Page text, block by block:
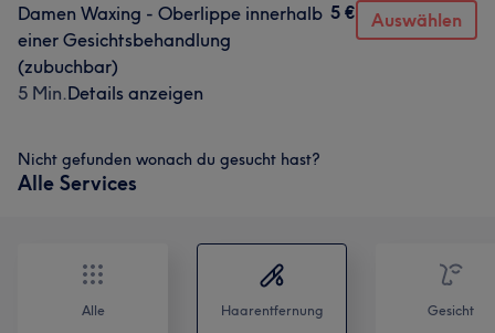
Damen Waxing - Oberlippe innerhalb
einer Gesichtsbehandlung
(zubuchbar)
5 Min.Details anzeigen
5 € Auswählen
Nicht gefunden wonach du gesucht hast?
Alle Services
Alle Haarentfernung Gesicht